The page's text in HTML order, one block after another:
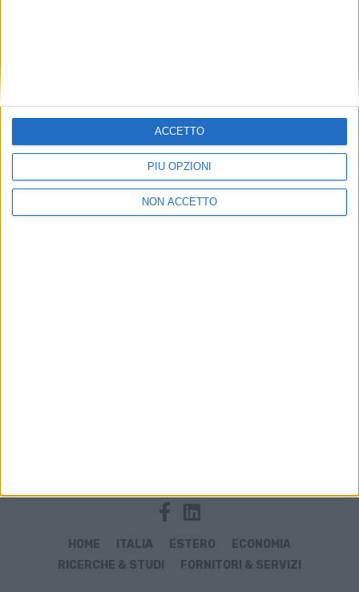
PIÙ OPZIONI
NON ACCETTO
ACCETTO
HOME ITALIA ESTERO
ECONOMIA
RICERCHE & STUDI
FORNITORI & SERVIZI